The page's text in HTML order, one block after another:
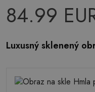
84.99
Luxusný sklenený